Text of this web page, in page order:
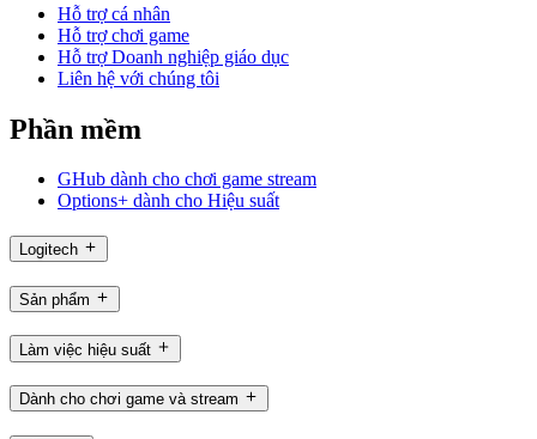
Hỗ trợ cá nhân
Hỗ trợ chơi game
Hỗ trợ Doanh nghiệp giáo dục
Liên hệ với chúng tôi
Phần mềm
GHub dành cho chơi game stream
Options+ dành cho Hiệu suất
Logitech
Sản phẩm
Làm việc hiệu suất
Dành cho chơi game và stream